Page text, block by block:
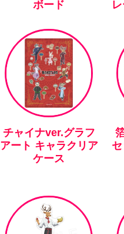
ボード
チャイナver.グラフ
アート キャラクリア
ケース